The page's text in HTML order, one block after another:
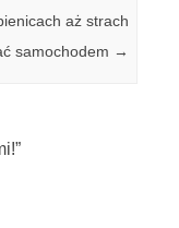
aż strach
samochodem →
”